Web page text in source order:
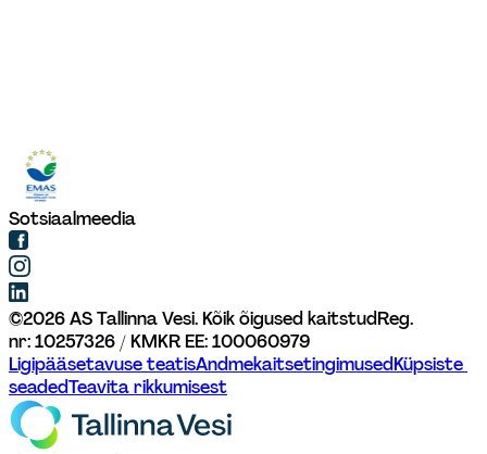
Sotsiaalmeedia
©2026AS Tallinna Vesi. Kõik õigused kaitstudReg.
nr: 10257326 / KMKR EE: 100060979
Ligipääsetavuse teatisAndmekaitsetingimusedKüpsiste
seadedTeavita rikkumisest